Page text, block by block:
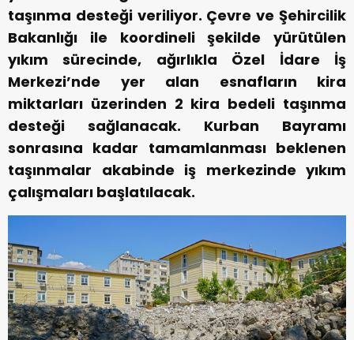
taşınma desteği veriliyor. Çevre ve Şehircilik
Bakanlığı ile koordineli şekilde yürütülen
yıkım sürecinde, ağırlıkla Özel İdare İş
Merkezi’nde yer alan esnafların kira
miktarları üzerinden 2 kira bedeli taşınma
desteği sağlanacak. Kurban Bayramı
sonrasına kadar tamamlanması beklenen
taşınmalar akabinde iş merkezinde yıkım
çalışmaları başlatılacak.